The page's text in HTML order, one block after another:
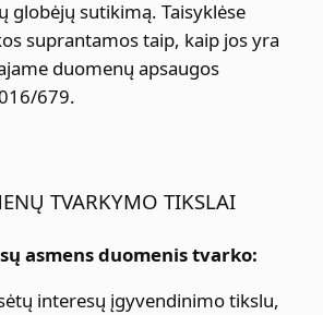
globėjų sutikimą. Taisyklėse
suprantamos taip, kaip jos yra
duomenų apsaugos
679.
TVARKYMO TIKSLAI
asmens duomenis tvarko:
interesų įgyvendinimo tikslu,